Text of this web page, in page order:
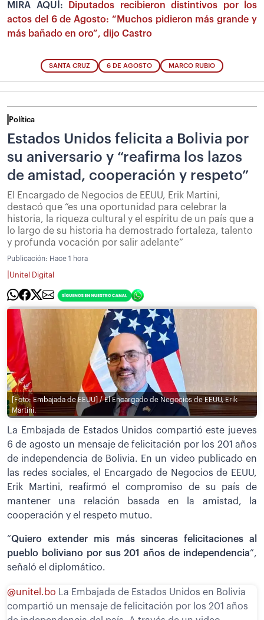
MIRA AQUÍ:
Diputados recibieron distintivos por los
actos del 6 de Agosto: “Muchos pidieron más grande y
más bañado en oro”, dijo Castro
SANTA CRUZ 6 DE AGOSTO MARCO RUBIO
Política
Estados Unidos felicita a Bolivia por
su aniversario y “reafirma los lazos
de amistad, cooperación y respeto”
El Encargado de Negocios de EEUU, Erik Martini,
destacó que “es una oportunidad para celebrar la
historia, la riqueza cultural y el espíritu de un país que a
lo largo de su historia ha demostrado fortaleza, talento
y profunda vocación por salir adelante”
Publicación: Hace 1 hora
Unitel Digital
[Foto: Embajada de EEUU] / El Encargado de Negocios de EEUU, Erik
Martini.
La Embajada de Estados Unidos compartió este jueves
6 de agosto un mensaje de felicitación por los 201 años
de independencia de Bolivia. En un video publicado en
las redes sociales, el Encargado de Negocios de EEUU,
Erik Martini, reafirmó el compromiso de su país de
mantener una relación basada en la amistad, la
cooperación y el respeto mutuo.
“Quiero extender mis más sinceras felicitaciones al
pueblo boliviano por sus 201 años de independencia”,
señaló el diplomático.
@unitel.bo La Embajada de Estados Unidos en Bolivia
compartió un mensaje de felicitación por los 201 años